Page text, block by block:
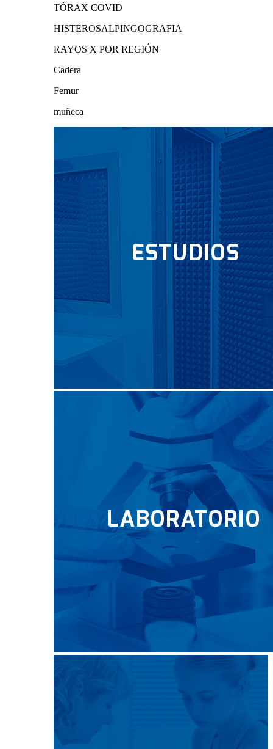
TÓRAX COVID
HISTEROSALPINGOGRAFIA
RAYOS X POR REGIÓN
Cadera
Femur
muñeca